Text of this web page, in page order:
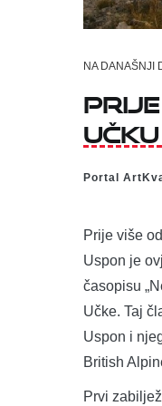
NA DANAŠNJI
Prije
Učku
Portal
Prije više
Uspon je
časopisu
Učke. Taj
Uspon i
British
Prvi